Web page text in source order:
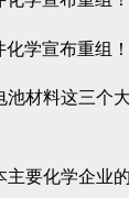
材料这三个
要化学企业